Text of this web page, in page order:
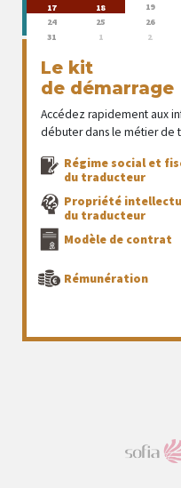
17
18 19
24
25 26
31
1 2
Le kit
de démarrage
Accédez rapidement aux
débuter dans le métier de
Régime social et
du traducteur
Propriété
du traducteur
Modèle de contrat
Rémunération